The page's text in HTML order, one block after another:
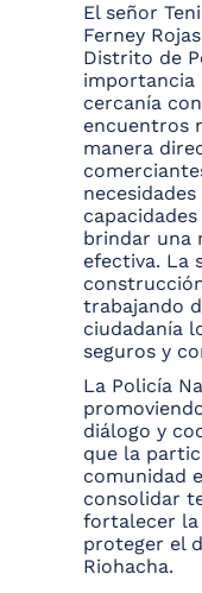
El señor
Ferney
Distrito de
importancia
cercanía
encuentros
manera
brindar una
efectiva. La
trabajando
ciudadanía
seguros y
La Policía
diálogo y
que la
comunidad
consolidar
fortalecer
proteger el
Riohacha.